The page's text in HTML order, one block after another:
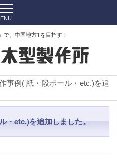
、中国地方1を目指す！
事例( 紙・段ボール・etc.)を追
・etc.)を追加しました。